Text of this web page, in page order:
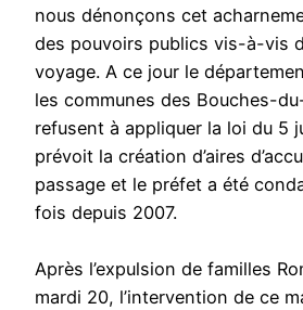
nous dénonçons cet
des pouvoirs publics vis-à-vis
voyage. A ce jour le
les communes des Bouches-
refusent à appliquer la loi du 5
prévoit la création d’aires
passage et le préfet a été
fois depuis 2007.
Après l’expulsion de familles
mardi 20, l’intervention de ce